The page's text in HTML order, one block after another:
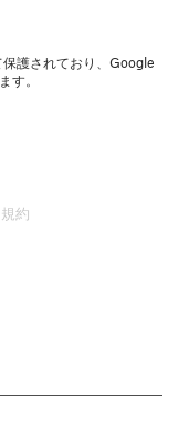
護されており、Google
す。
約